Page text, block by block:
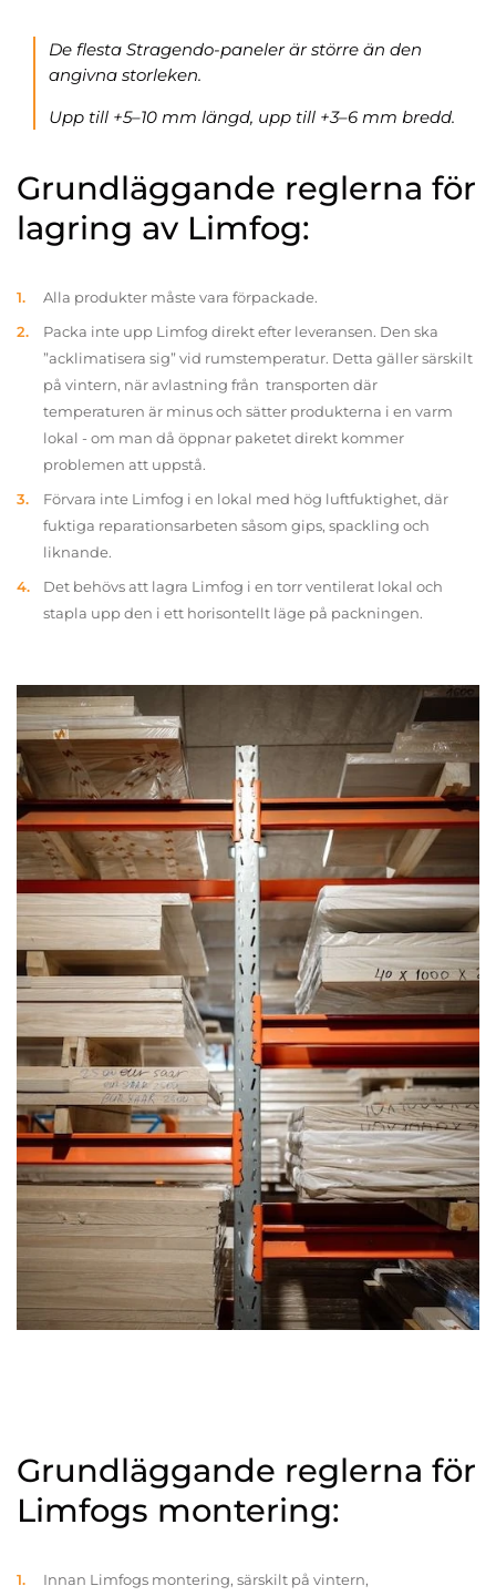
De flesta Stragendo-paneler är större än den
angivna storleken.
Upp till +5–10 mm längd, upp till +3–6 mm bredd.
Grundläggande reglerna för
lagring av Limfog:
Alla produkter måste vara förpackade.
Packa inte upp Limfog direkt efter leveransen. Den ska
”acklimatisera sig” vid rumstemperatur. Detta gäller särskilt
på vintern, när avlastning från transporten där
temperaturen är minus och sätter produkterna i en varm
lokal - om man då öppnar paketet direkt kommer
problemen att uppstå.
Förvara inte Limfog i en lokal med hög luftfuktighet, där
fuktiga reparationsarbeten såsom gips, spackling och
liknande.
Det behövs att lagra Limfog i en torr ventilerat lokal och
stapla upp den i ett horisontellt läge på packningen.
Grundläggande reglerna för
Limfogs montering:
Innan Limfogs montering, särskilt på vintern,